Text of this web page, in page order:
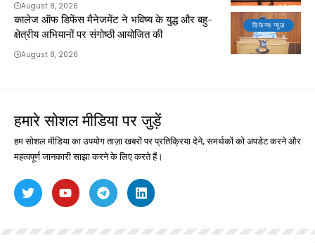
August 8, 2026
डिफेन्स न्यूज़
कालेज ऑफ डिफेंस मैनेजमेंट ने भविष्य के युद्ध और बहु-
क्षेत्रीय अभियानों पर संगोष्ठी आयोजित की
August 8, 2026
हमारे सोशल मीडिया पर जुड़ें
हम सोशल मीडिया का उपयोग ताज़ा खबरों पर प्रतिक्रिया देने, समर्थकों को अपडेट करने और
महत्वपूर्ण जानकारी साझा करने के लिए करते हैं।